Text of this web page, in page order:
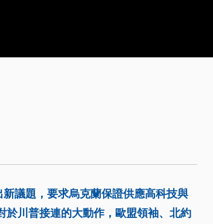
議題，要求烏克蘭保證供應高科技與
於川普接連的大動作，歐盟領袖、北約